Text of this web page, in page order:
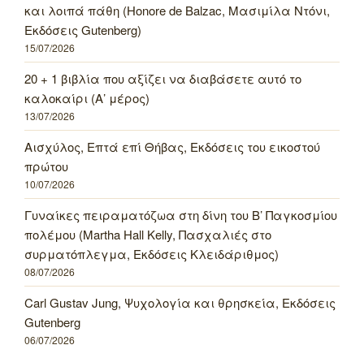
και λοιπά πάθη (Honore de Balzac, Μασιμίλα Ντόνι,
Εκδόσεις Gutenberg)
15/07/2026
20 + 1 βιβλία που αξίζει να διαβάσετε αυτό το
καλοκαίρι (Α’ μέρος)
13/07/2026
Αισχύλος, Επτά επί Θήβας, Εκδόσεις του εικοστού
πρώτου
10/07/2026
Γυναίκες πειραματόζωα στη δίνη του Β’ Παγκοσμίου
πολέμου (Martha Hall Kelly, Πασχαλιές στο
συρματόπλεγμα, Εκδόσεις Κλειδάριθμος)
08/07/2026
Carl Gustav Jung, Ψυχολογία και θρησκεία, Εκδόσεις
Gutenberg
06/07/2026